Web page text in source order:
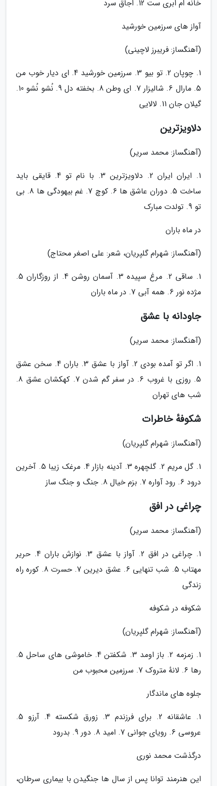
خانه ام ابری ست 12. اجاق سرد
آواز های سرزمین خورشید
(آهنگساز: فریبرز لاچینی)
1. چوپان 2. تو بیو 3. سرزمین خورشید 4. ای دیار خوب من
5. مارال 6. شالیزار 7. ای وطن 8. بخفته دل 9. نُشو نُشو 10.
گیلان جان 11. لالایی
دلاویزترین
(آهنگساز: محمد سریر)
1. ایران ایران 2. دلاویزترین 3. با نام تو 4. قایقی باید
ساخت 5. دوران عاشق ها 6. کوچ 7. غم بیهودگی ها 8. بی
تو 9. تولدت مبارک
در ماه باران
(آهنگساز: شهرام گلپریان، شعر: علی اصغر محتاج)
1. ساقی 2. مرغ سپیده 3. آسمان روشن 4. از روزگاران 5.
مژده نور 6. همه آبی 7. در ماه باران
جاودانه با عشق
(آهنگساز: محمد سریر)
1. اگر تو آمده بودی 2. آواز با عشق 3. باران 4. سخن عشق
5. روزی با غروب 6. در سفر گم شدن 7. کهکشان عشق 8.
شب های تهران
شکوفهٔ خاطرات
(آهنگساز: شهرام گلپریان)
1. گل مریم 2. گلچهره 3. آدینه بازار 4. مرغک زیبا 5. آخرین
درود 6. رود آواره 7. بزم خیال 8. جنگ و جنگ ساز
چراغی در افق
(آهنگساز: محمد سریر)
1. چراغی در افق 2. آواز با عشق 3. نوازش باران 4. حریر
مهتاب 5. شب تنهایی 6. عشق دیرین 7. حسرت 8. کوره راه
زندگی
شکوفه در شکوفه
(آهنگساز: شهرام گلپریان)
1. زمزمه 2. باز اومد 3. شکفتن 4. خاموشی های ساحل 5.
رها 6. لانهٔ متروک 7. سرزمین محبوب من
جلوه های ماندگار
1. عاشقانه 2. برای فرزندم 3. زورق شکسته 4. آرزو 5.
عروسی 6. رویای جوانی 7. امید 8. دور 9. بدرود
درگذشت محمد نوری
این هنرمند توانا پس از سال ها جنگیدن با بیماری سرطان،